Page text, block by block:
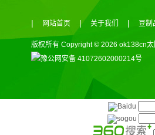
| 网站首页 | 关于我们 | 豆制
版权所有 Copyright © 2026 ok138cn
豫公网安备 41072602000214号